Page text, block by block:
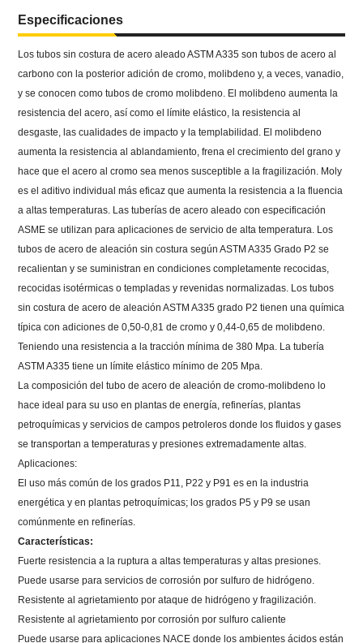
Especificaciones
Los tubos sin costura de acero aleado ASTM A335 son tubos de acero al
carbono con la posterior adición de cromo, molibdeno y, a veces, vanadio,
y se conocen como tubos de cromo molibdeno. El molibdeno aumenta la
resistencia del acero, así como el límite elástico, la resistencia al
desgaste, las cualidades de impacto y la templabilidad. El molibdeno
aumenta la resistencia al ablandamiento, frena el crecimiento del grano y
hace que el acero al cromo sea menos susceptible a la fragilización. Moly
es el aditivo individual más eficaz que aumenta la resistencia a la fluencia
a altas temperaturas. Las tuberías de acero aleado con especificación
ASME se utilizan para aplicaciones de servicio de alta temperatura. Los
tubos de acero de aleación sin costura según ASTM A335 Grado P2 se
recalientan y se suministran en condiciones completamente recocidas,
recocidas isotérmicas o templadas y revenidas normalizadas. Los tubos
sin costura de acero de aleación ASTM A335 grado P2 tienen una química
típica con adiciones de 0,50-0,81 de cromo y 0,44-0,65 de molibdeno.
Teniendo una resistencia a la tracción mínima de 380 Mpa. La tubería
ASTM A335 tiene un límite elástico mínimo de 205 Mpa.
La composición del tubo de acero de aleación de cromo-molibdeno lo
hace ideal para su uso en plantas de energía, refinerías, plantas
petroquímicas y servicios de campos petroleros donde los fluidos y gases
se transportan a temperaturas y presiones extremadamente altas.
Aplicaciones:
El uso más común de los grados P11, P22 y P91 es en la industria
energética y en plantas petroquímicas; los grados P5 y P9 se usan
comúnmente en refinerías.
Características:
Fuerte resistencia a la ruptura a altas temperaturas y altas presiones.
Puede usarse para servicios de corrosión por sulfuro de hidrógeno.
Resistente al agrietamiento por ataque de hidrógeno y fragilización.
Resistente al agrietamiento por corrosión por sulfuro caliente
Puede usarse para aplicaciones NACE donde los ambientes ácidos están